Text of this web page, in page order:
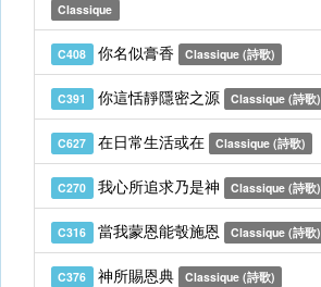
Classique
C408 你名似膏香 Classique (詩歌)
C391 你這恬靜隱密之源 Classique (詩歌)
C627 在日常生活或在 Classique (詩歌)
C270 我心所追求乃是神 Classique (詩歌)
C316 當我蒙恩能彀施恩 Classique (詩歌)
C376 神所賜恩典 Classique (詩歌)